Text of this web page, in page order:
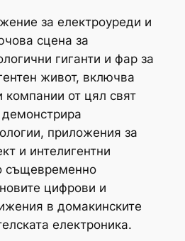
за електроуреди и
сцена за
гиганти и фар за
живот, включва
от цял ​​свят
приложения за
и интелигентни
същевременно
цифрови и
в домакинските
електроника.